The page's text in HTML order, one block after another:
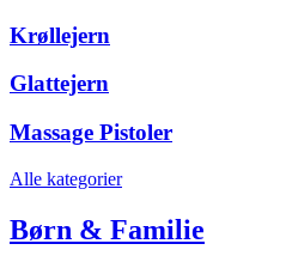
Krøllejern
Glattejern
Massage Pistoler
Alle kategorier
Børn & Familie